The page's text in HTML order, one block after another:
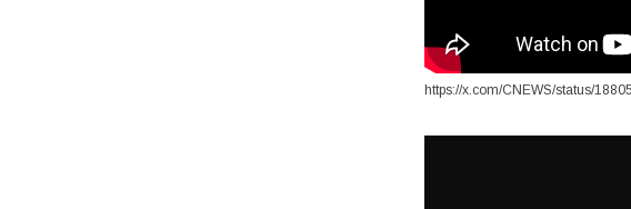
https://x.com/CNEWS/status/